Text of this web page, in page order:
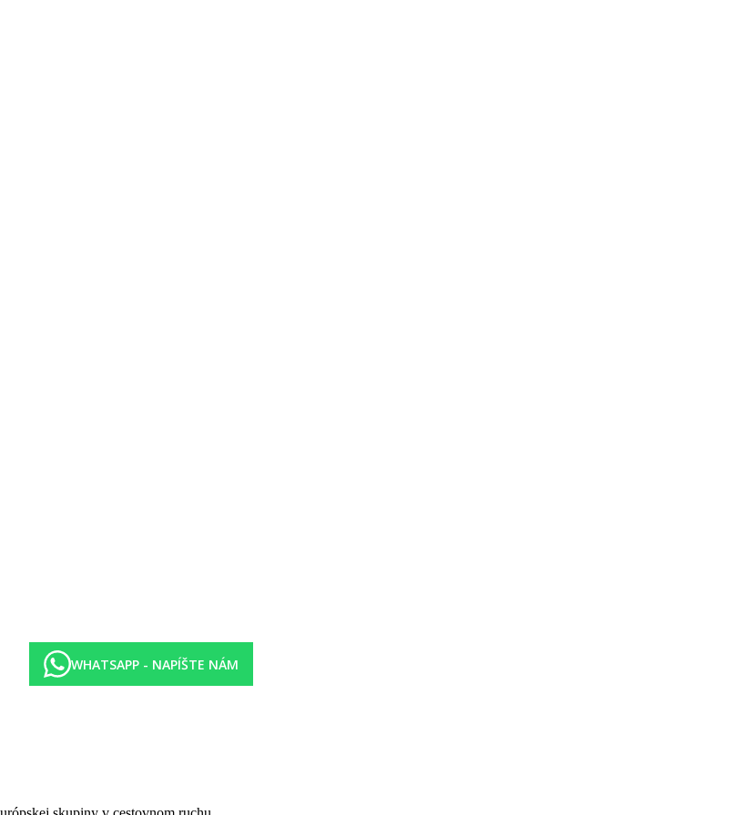
za poplatok. Stráženie detí: miniklub a babysitting (za poplatok).
služby sú závislé od ročného obdobia a od miestnych klimatických podmienok. Jazyky: angličtina a španielčina.
(prípadne za poplatok), internetom (zdarma), trezorom (zdarma) a kábel. TV a tiež individuálne regulovateľnou
(prípadne za poplatok), internetom (zdarma), trezorom (zdarma) a kábel. TV a tiež individuálne regulovateľnou
WHATSAPP - NAPÍŠTE NÁM